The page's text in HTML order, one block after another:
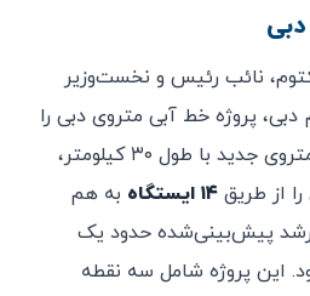
نائب رئیس و نخست‌وزیر
پروژه خط آبی متروی دبی را
تأیید کرده است. این خط متروی جدید با طول ۳۰ کیلومتر،
از طریق ۱۴ ایستگاه
به هم
پیش‌بینی‌شده حدود یک
این پروژه شامل سه نقطه